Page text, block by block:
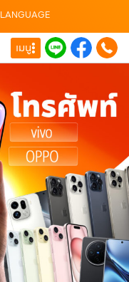
LANGUAGE
เมนู